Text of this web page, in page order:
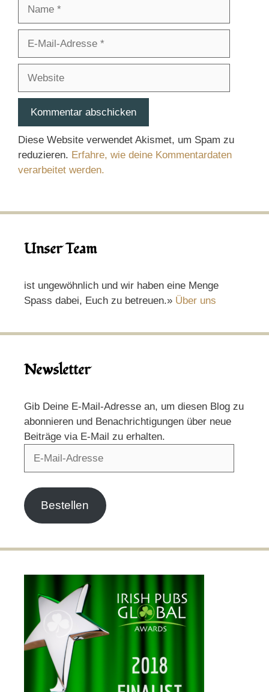
Adresse
Diese Website verwendet Akismet, um Spam zu
reduzieren. Erfahre, wie deine Kommentardaten
verarbeitet werden.
Unser Team
ist ungewöhnlich und wir haben eine Menge
Spass dabei, Euch zu betreuen.» Über uns
Newsletter
Gib Deine E-Mail-Adresse an, um diesen Blog zu
abonnieren und Benachrichtigungen über neue
Beiträge via E-Mail zu erhalten.
Bestellen